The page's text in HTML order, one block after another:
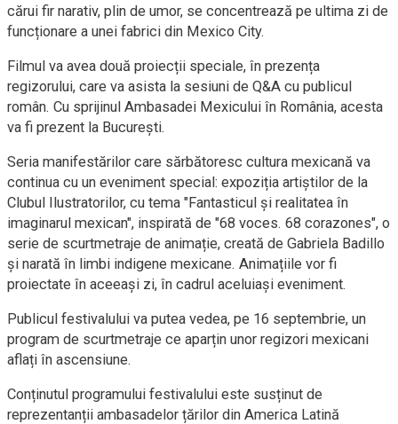
cărui fir narativ, plin de umor, se concentrează pe ultima zi de
funcționare a unei fabrici din Mexico City.
Filmul va avea două proiecții speciale, în prezența
regizorului, care va asista la sesiuni de Q&A cu publicul
român. Cu sprijinul Ambasadei Mexicului în România, acesta
va fi prezent la București.
Seria manifestărilor care sărbătoresc cultura mexicană va
continua cu un eveniment special: expoziția artiștilor de la
Clubul Ilustratorilor, cu tema "Fantasticul și realitatea în
imaginarul mexican", inspirată de "68 voces. 68 corazones", o
serie de scurtmetraje de animație, creată de Gabriela Badillo
și narată în limbi indigene mexicane. Animațiile vor fi
proiectate în aceeași zi, în cadrul aceluiași eveniment.
Publicul festivalului va putea vedea, pe 16 septembrie, un
program de scurtmetraje ce aparțin unor regizori mexicani
aflați în ascensiune.
Conținutul programului festivalului este susținut de
reprezentanții ambasadelor țărilor din America Latină